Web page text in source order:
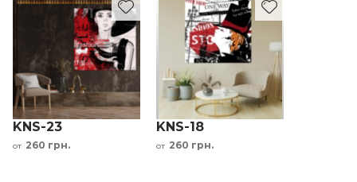
KNS-23
от 260 грн.
KNS-18
от 260 грн.